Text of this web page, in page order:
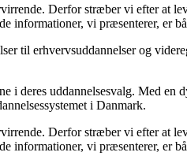
Derfor stræber vi efter at
informationer, vi præsenterer, er
til erhvervsuddannelser og
deres uddannelsesvalg. Med
i Danmark.
Derfor stræber vi efter at
informationer, vi præsenterer, er